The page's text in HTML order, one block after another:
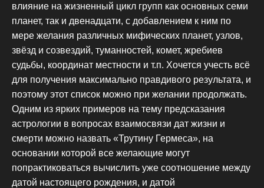
влияние на жизненный цикл групп как основных семи
планет, так и двенадцати, с добавлением к ним по
мере желания различных мифических планет, узлов,
звёзд и созвездий, туманностей, комет, жребиев
судьбы, координат местности и т.п. Хочется учесть всё
для получения максимально правдивого результата, и
поэтому этот список можно при желании продолжать.
Одним из ярких примеров на тему предсказания
астрологии в вопросах взаимосвязи дат жизни и
смерти можно назвать «Трутину Гермеса», на
основании которой все желающие могут
попрактиковаться вычислить уже соотношение между
датой настоящего рождения, и датой